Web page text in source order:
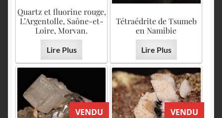
Quartz et fluorine rouge,
L’Argentolle, Saône-et-
Loire, Morvan.
Lire Plus
Tétraédrite de Tsumeb
en Namibie
Lire Plus
VENDU VENDU